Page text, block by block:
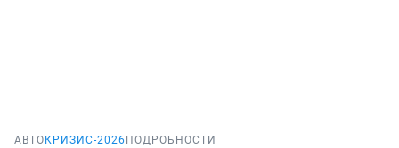
АВТО КРИЗИС-2026 ПОДРОБНОСТИ